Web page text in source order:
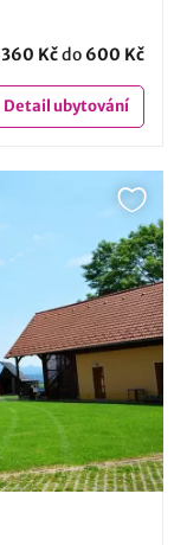
360 Kčdo 600 Kč
Detailubytování